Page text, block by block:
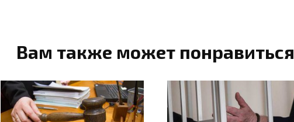
Вам также может понравиться